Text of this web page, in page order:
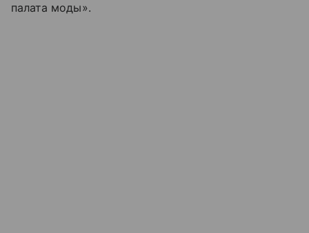
палата моды».